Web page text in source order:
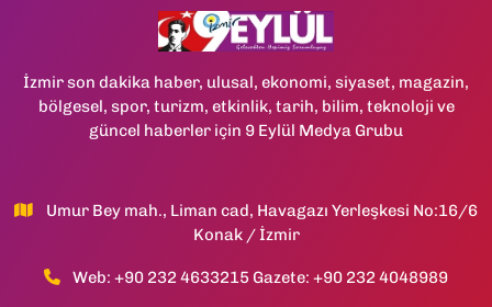
İzmir son dakika haber, ulusal, ekonomi, siyaset, magazin,
bölgesel, spor, turizm, etkinlik, tarih, bilim, teknoloji ve
güncel haberler için 9 Eylül Medya Grubu
Umur Bey mah., Liman cad, Havagazı Yerleşkesi No:16/6
Konak / İzmir
Web: +90 232 4633215 Gazete: +90 232 4048989